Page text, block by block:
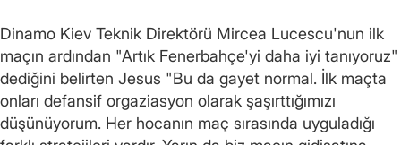
Dinamo Kiev Teknik Direktörü Mircea Lucescu'nun ilk
maçın ardından "Artık Fenerbahçe'yi daha iyi tanıyoruz"
dediğini belirten Jesus "Bu da gayet normal. İlk maçta
onları defansif orgaziasyon olarak şaşırttığımızı
düşünüyorum. Her hocanın maç sırasında uyguladığı